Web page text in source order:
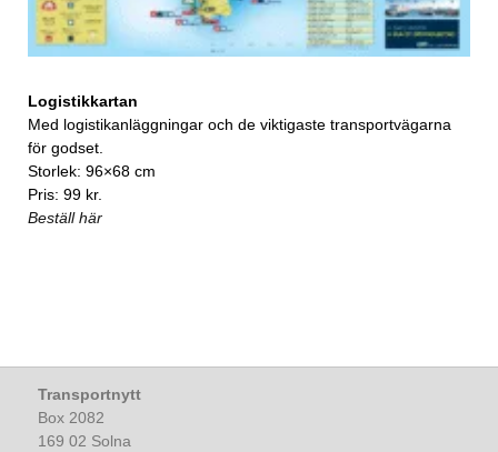
Logistikkartan
Med logistikanläggningar och de viktigaste transportvägarna
för godset.
Storlek: 96×68 cm
Pris: 99 kr.
Beställ här
Transportnytt
Box 2082
169 02 Solna